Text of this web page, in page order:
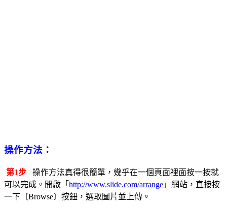
操作方法：
第1步 操作方法真得很簡單，幾乎在一個頁面裡面按一按就
可以完成 。 開啟「 http://www.slide.com/arrange 」網站，直接按
一下〔Browse〕按鈕，選取圖片並上傳。